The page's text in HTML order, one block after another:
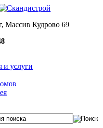
Массив Кудрово 69
и услуги